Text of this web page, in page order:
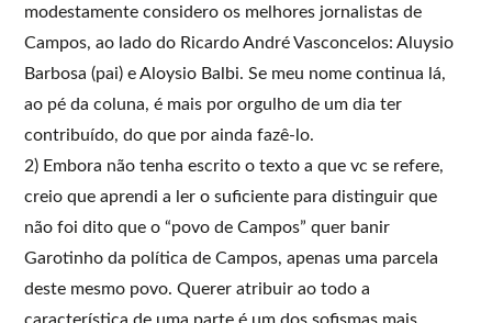
modestamente considero os melhores jornalistas de
Campos, ao lado do Ricardo André Vasconcelos: Aluysio
Barbosa (pai) e Aloysio Balbi. Se meu nome continua lá,
ao pé da coluna, é mais por orgulho de um dia ter
contribuído, do que por ainda fazê-lo.
2) Embora não tenha escrito o texto a que vc se refere,
creio que aprendi a ler o suficiente para distinguir que
não foi dito que o “povo de Campos” quer banir
Garotinho da política de Campos, apenas uma parcela
deste mesmo povo. Querer atribuir ao todo a
característica de uma parte é um dos sofismas mais